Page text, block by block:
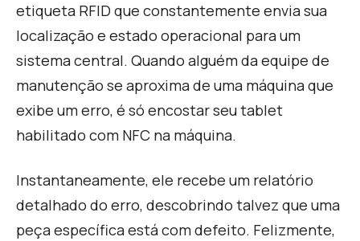
etiqueta RFID que constantemente envia sua
localização e estado operacional para um
sistema central. Quando alguém da equipe de
manutenção se aproxima de uma máquina que
exibe um erro, é só encostar seu tablet
habilitado com NFC na máquina.
Instantaneamente, ele recebe um relatório
detalhado do erro, descobrindo talvez que uma
peça específica está com defeito. Felizmente,